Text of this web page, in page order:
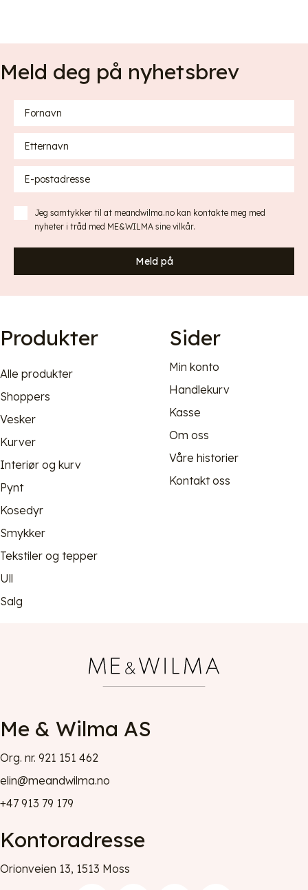
Me & Wilma AS
Org. nr. 921 151 462
elin@meandwilma.no
+47 913 79 179
Kontoradresse
Orionveien 13, 1513 Moss
Sider
Min konto
Handlekurv
Kasse
Om oss
Våre historier
Kontakt oss
Produkter
Alle produkter
Shoppers
Vesker
Kurver
Interiør og kurv
Pynt
Kosedyr
Smykker
Tekstiler og tepper
Ull
Salg
Meld deg på nyhetsbrev
Jeg samtykker til at meandwilma.no kan kontakte meg med
nyheter i tråd med ME&WILMA sine vilkår.
Meld på